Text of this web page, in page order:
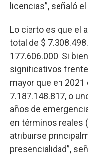
licencias”, señaló
Lo cierto es que el
total de $
177.606.000. Si
significativos frente
mayor que en
7.187.148.817, o
años de
en términos reales
atribuirse
presencialidad”,